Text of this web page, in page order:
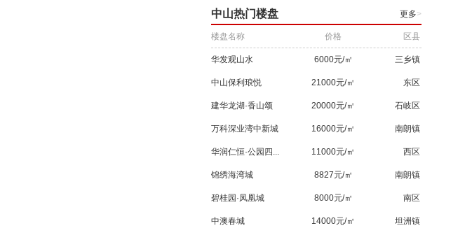
中山热门楼盘 更多>
楼盘名称 价格 区县
华发观山水 6000元/㎡ 三乡镇
中山保利琅悦 21000元/㎡ 东区
建华龙湖·香山颂 20000元/㎡ 石岐区
万科深业湾中新城 16000元/㎡ 南朗镇
华润仁恒·公园四... 11000元/㎡ 西区
锦绣海湾城 8827元/㎡ 南朗镇
碧桂园·凤凰城 8000元/㎡ 南区
中澳春城 14000元/㎡ 坦洲镇